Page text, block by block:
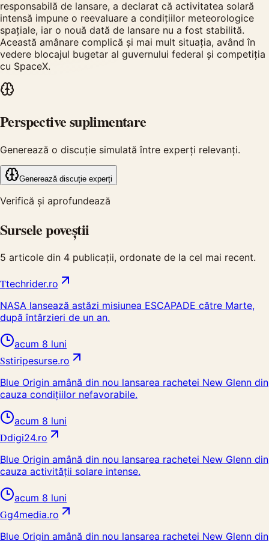
responsabilă de lansare, a declarat că activitatea solară
intensă impune o reevaluare a condițiilor meteorologice
spațiale, iar o nouă dată de lansare nu a fost stabilită.
Această amânare complică și mai mult situația, având în
vedere blocajul bugetar al guvernului federal și competiția
cu SpaceX.
Perspective suplimentare
Generează o discuție simulată între experți relevanți.
Generează discuție experți
Verifică și aprofundează
Sursele poveștii
5 articole din 4 publicații, ordonate de la cel mai recent.
Ttechrider.ro
NASA lansează astăzi misiunea ESCAPADE către Marte,
după întârzieri de un an.
acum 8 luni
Sstiripesurse.ro
Blue Origin amână din nou lansarea rachetei New Glenn din
cauza condițiilor nefavorabile.
acum 8 luni
Ddigi24.ro
Blue Origin amână din nou lansarea rachetei New Glenn din
cauza activității solare intense.
acum 8 luni
Gg4media.ro
Blue Origin amână din nou lansarea rachetei New Glenn din